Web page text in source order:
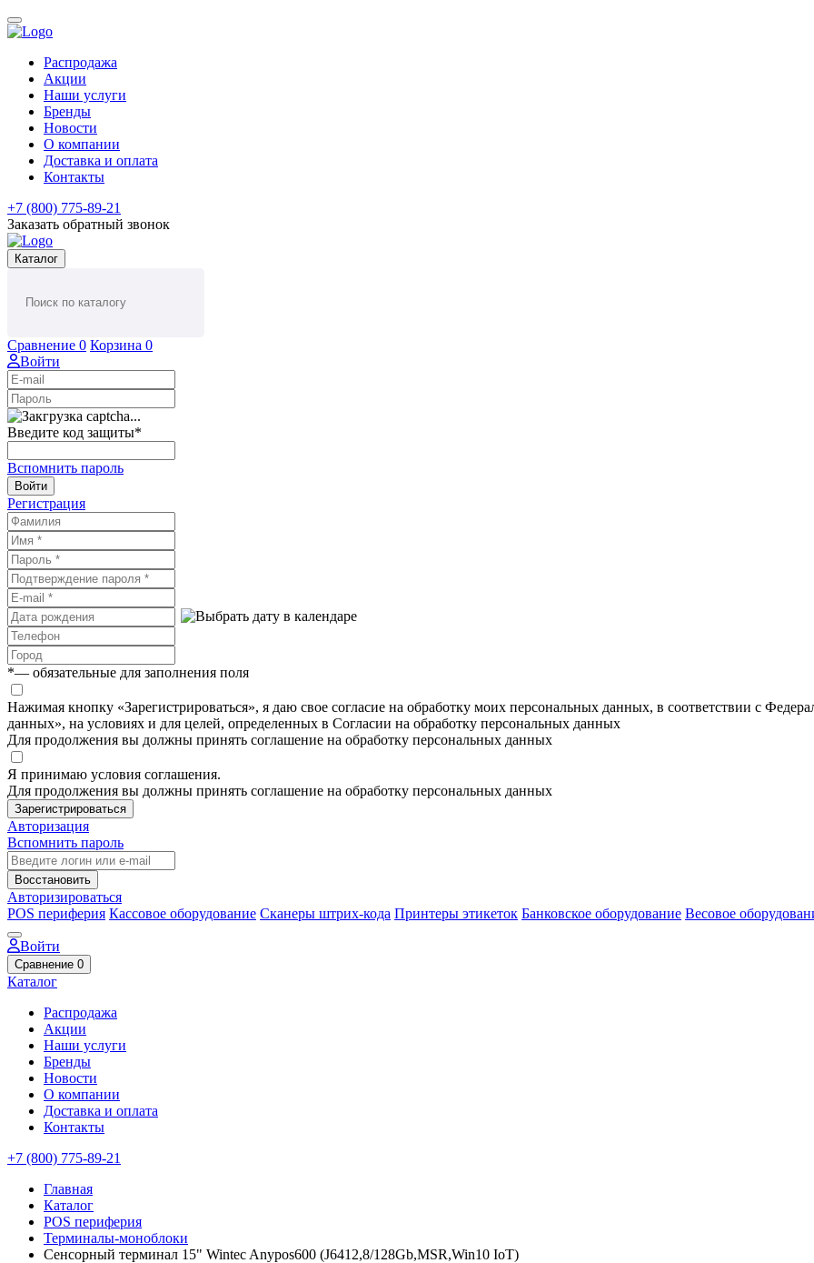
Распродажа
Акции
Наши услуги
Бренды
Новости
О компании
Доставка и оплата
Контакты
+7 (800) 775-89-21
Заказать обратный звонок
Каталог
Сравнение 0 Корзина 0
Войти
Введите код защиты*
Вспомнить пароль
Войти
Регистрация
*— обязательные для заполнения поля
Нажимая кнопку «Зарегистрироваться», я даю свое согласие на обработку моих персональных данных, в соответствии с
данных», на условиях и для целей, определенных в Согласии на обработку персональных данных
Для продолжения вы должны принять соглашение на обработку персональных данных
Я принимаю условия соглашения.
Для продолжения вы должны принять соглашение на обработку персональных данных
Зарегистрироваться
Авторизация
Вспомнить пароль
Восстановить
Авторизироваться
POS периферия Кассовое оборудование Сканеры штрих-кода Принтеры этикеток Банковское оборудование Весовое
Войти
Сравнение 0
Каталог
Распродажа
Акции
Наши услуги
Бренды
Новости
О компании
Доставка и оплата
Контакты
+7 (800) 775-89-21
Главная
Каталог
POS периферия
Терминалы-моноблоки
Сенсорный терминал 15" Wintec Anypos600 (J6412,8/128Gb,MSR,Win10 IoT)